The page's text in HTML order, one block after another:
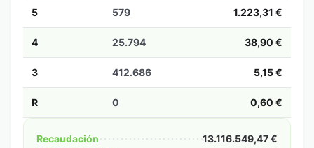
5 579 1.223,31 €
4 25.794 38,90 €
3 412.686 5,15 €
R 0 0,60 €
Recaudación
13.116.549,47 €